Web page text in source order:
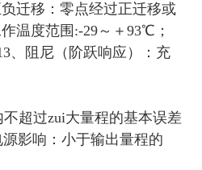
迁移：零点经过正迁移或
温度范围:-29～＋93℃；
、阻尼（阶跃响应）：充
超过zui大量程的基本误差
影响：小于输出量程的